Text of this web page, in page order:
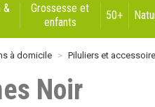
&
Grossesse et
enfants
50+
à domicile Piluliers et
Noir